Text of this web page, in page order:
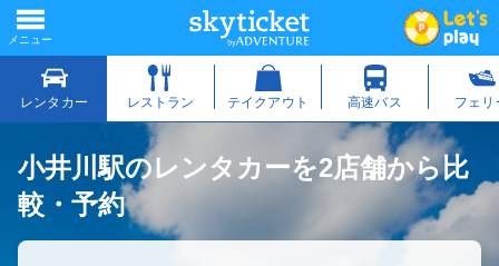
小井川駅のレンタカーを2店舗から比
較・予約